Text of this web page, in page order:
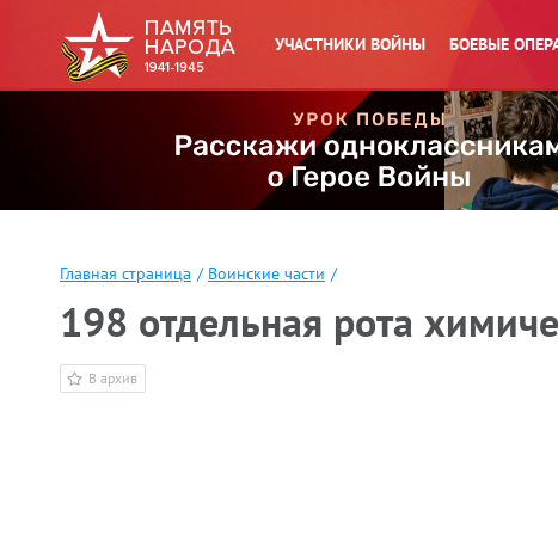
УЧАСТНИКИ ВОЙНЫ БОЕВЫЕ
Главная страница / Воинские части /
198 отдельная рота
В архив